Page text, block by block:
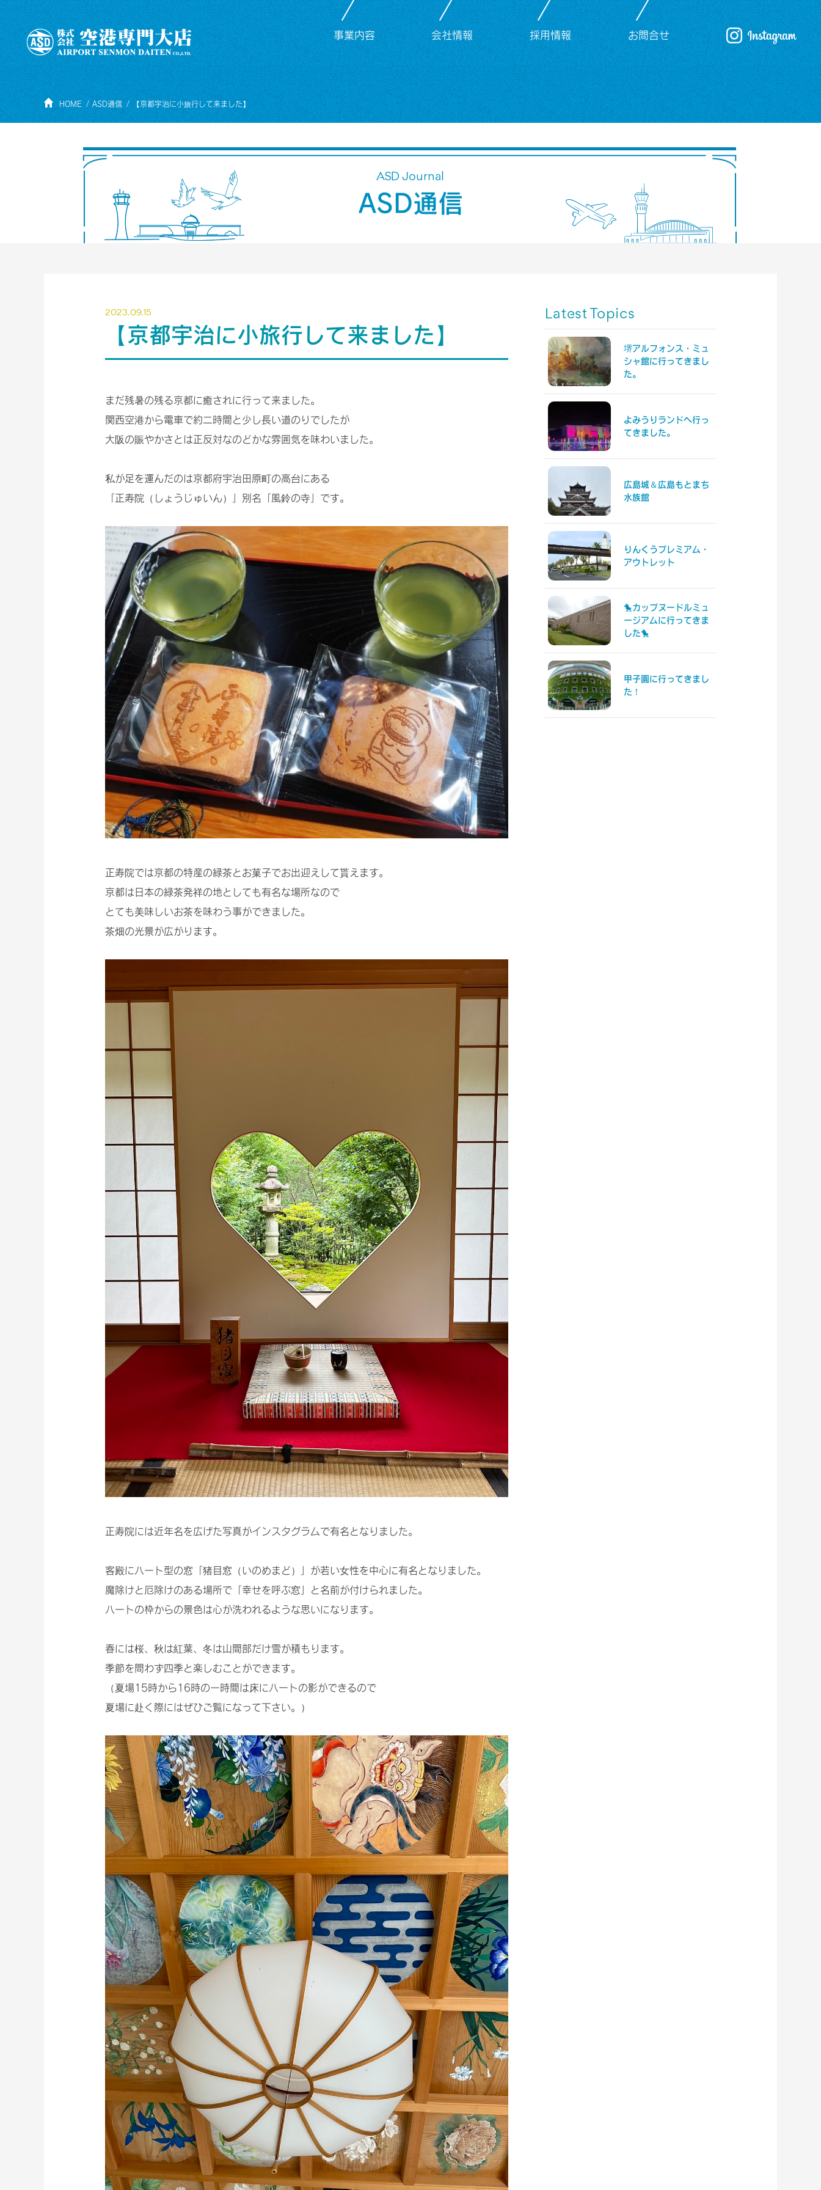
事業内容 会社情報 採用情報 お問合せ
HOME ASD通信 【京都宇治に小旅行して来ました】
ASD Journal
ASD通信
2023.09.15
【京都宇治に小旅行して来ました】
まだ残暑の残る京都に癒されに行って来ました。
関西空港から電車で約二時間と少し長い道のりでしたが
大阪の賑やかさとは正反対なのどかな雰囲気を味わいました。
私が足を運んだのは京都府宇治田原町の高台にある
「正寿院（しょうじゅいん）」別名「風鈴の寺」です。
正寿院では京都の特産の緑茶とお菓子でお出迎えして貰えます。
京都は日本の緑茶発祥の地としても有名な場所なので
とても美味しいお茶を味わう事ができました。
茶畑の光景が広がります。
正寿院には近年名を広げた写真がインスタグラムで有名となりました。
客殿にハート型の窓「猪目窓（いのめまど）」が若い女性を中心に有名となりました。
魔除けと厄除けのある場所で「幸せを呼ぶ窓」と名前が付けられました。
ハートの枠からの景色は心が洗われるような思いになります。
春には桜、秋は紅葉、冬は山間部だけ雪が積もります。
季節を問わず四季と楽しむことができます。
（夏場15時から16時の一時間は床にハートの影ができるので
夏場に赴く際にはぜひご覧になって下さい。）
Latest Topics
堺アルフォンス・ミュ
シャ館に行ってきまし
た。
よみうりランドへ行っ
てきました。
広島城＆広島もとまち
水族館
りんくうプレミアム・
アウトレット
🐤カップヌードルミュ
ージアムに行ってきま
した🐤
甲子園に行ってきまし
た！